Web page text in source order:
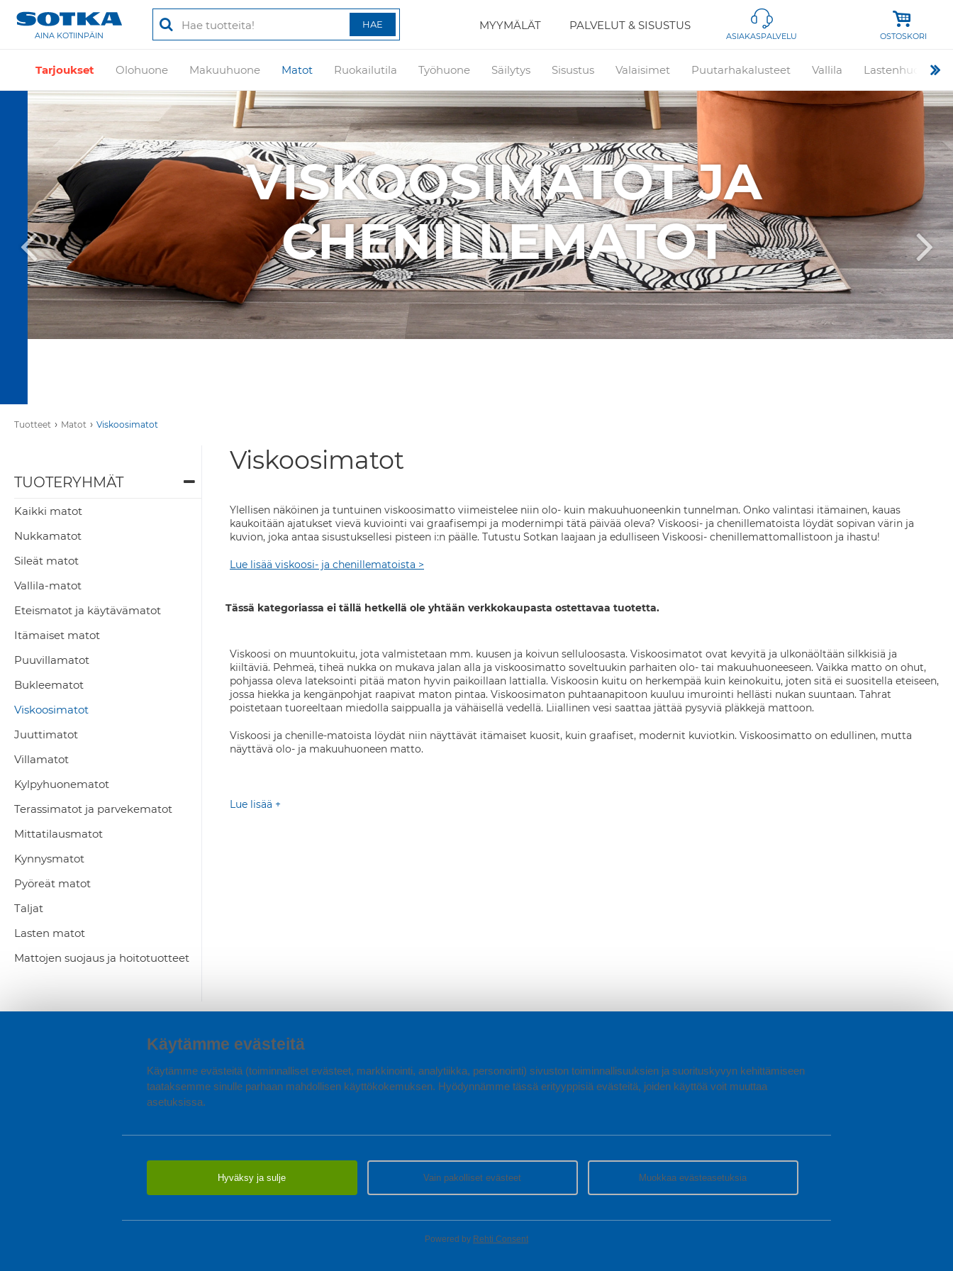
Käytämme evästeitä
Käytämme evästeitä (toiminnalliset evästeet, markkinointi, analytiikka, personointi) sivuston toiminnallisuuksien ja suorituskyvyn kehittämiseen
taataksemme sinulle parhaan mahdollisen käyttökokemuksen. Hyödynnämme tässä erityyppisiä evästeitä, joiden käyttöä voit muuttaa
asetuksissa.
Hyväksy ja sulje Vain pakolliset evästeet Muokkaa evästeasetuksia
Powered by Rehti Consent
AINA KOTIINPÄIN ASIAKASPALVELU OSTOSKORI
Tarjoukset Olohuone Makuuhuone Matot Ruokailutila Työhuone Säilytys Sisustus Valaisimet Puutarhakalusteet Vallila Lastenhuone
MYYMÄLÄT PALVELUT & SISUSTUS
VISKOOSIMATOT JA
CHENILLEMATOT
Tuotteet › Matot › Viskoosimatot
TUOTERYHMÄT
Kaikki matot
Nukkamatot
Sileät matot
Vallila-matot
Eteismatot ja käytävämatot
Itämaiset matot
Puuvillamatot
Bukleematot
Viskoosimatot
Juuttimatot
Villamatot
Kylpyhuonematot
Terassimatot ja parvekematot
Mittatilausmatot
Kynnysmatot
Pyöreät matot
Taljat
Lasten matot
Mattojen suojaus ja hoitotuotteet
Viskoosimatot
Ylellisen näköinen ja tuntuinen viskoosimatto viimeistelee niin olo- kuin makuuhuoneenkin tunnelman. Onko valintasi itämainen, kauas
kaukoitään ajatukset vievä kuviointi vai graafisempi ja modernimpi tätä päivää oleva? Viskoosi- ja chenillematoista löydät sopivan värin ja
kuvion, joka antaa sisustuksellesi pisteen i:n päälle. Tutustu Sotkan laajaan ja edulliseen Viskoosi- chenillemattomallistoon ja ihastu!
Lue lisää viskoosi- ja chenillematoista >
Tässä kategoriassa ei tällä hetkellä ole yhtään verkkokaupasta ostettavaa tuotetta.
Viskoosi on muuntokuitu, jota valmistetaan mm. kuusen ja koivun selluloosasta. Viskoosimatot ovat kevyitä ja ulkonäöltään silkkisiä ja
kiiltäviä. Pehmeä, tiheä nukka on mukava jalan alla ja viskoosimatto soveltuukin parhaiten olo- tai makuuhuoneeseen. Vaikka matto on ohut,
pohjassa oleva lateksointi pitää maton hyvin paikoillaan lattialla. Viskoosin kuitu on herkempää kuin keinokuitu, joten sitä ei suositella eteiseen,
jossa hiekka ja kengänpohjat raapivat maton pintaa. Viskoosimaton puhtaanapitoon kuuluu imurointi hellästi nukan suuntaan. Tahrat
poistetaan tuoreeltaan miedolla saippualla ja vähäisellä vedellä. Liiallinen vesi saattaa jättää pysyviä pläkkejä mattoon.
Viskoosi ja chenille-matoista löydät niin näyttävät itämaiset kuosit, kuin graafiset, modernit kuviotkin. Viskoosimatto on edullinen, mutta
näyttävä olo- ja makuuhuoneen matto.
Lue lisää +